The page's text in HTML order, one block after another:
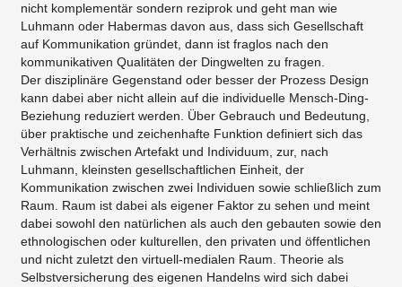
nicht komplementär sondern reziprok und geht man wie
Luhmann oder Habermas davon aus, dass sich Gesellschaft
auf Kommunikation gründet, dann ist fraglos nach den
kommunikativen Qualitäten der Dingwelten zu fragen.
Der disziplinäre Gegenstand oder besser der Prozess Design
kann dabei aber nicht allein auf die individuelle Mensch-Ding-
Beziehung reduziert werden. Über Gebrauch und Bedeutung,
über praktische und zeichenhafte Funktion definiert sich das
Verhältnis zwischen Artefakt und Individuum, zur, nach
Luhmann, kleinsten gesellschaftlichen Einheit, der
Kommunikation zwischen zwei Individuen sowie schließlich zum
Raum. Raum ist dabei als eigener Faktor zu sehen und meint
dabei sowohl den natürlichen als auch den gebauten sowie den
ethnologischen oder kulturellen, den privaten und öffentlichen
und nicht zuletzt den virtuell-medialen Raum. Theorie als
Selbstversicherung des eigenen Handelns wird sich dabei